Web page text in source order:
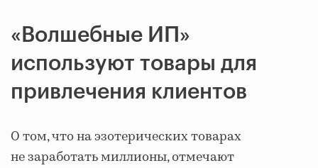
«Волшебные ИП»
используют товары для
привлечения клиентов
О том, что на эзотерических товарах
не заработать миллионы, отмечают